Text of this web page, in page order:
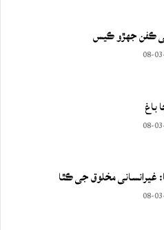
ڪفن جھڙو ڪيس
08-
باغ
08-
غيرانساني مخلوق جي ڪٿا
08-